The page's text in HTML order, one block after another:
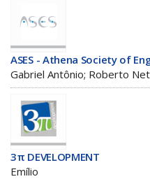
ASES - Athena Society of
Gabriel Antônio; Roberto
3π DEVELOPMENT
Emílio